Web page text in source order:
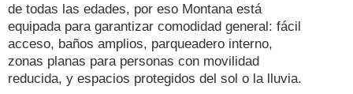
de todas las edades, por eso Montana está
equipada para garantizar comodidad general: fácil
acceso, baños amplios, parqueadero interno,
zonas planas para personas con movilidad
reducida, y espacios protegidos del sol o la lluvia.